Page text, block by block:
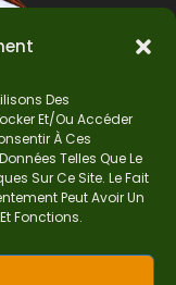
Des
Et/ou Accéder
À Ces
Telles Que Le
Sur Ce Site. Le Fait
Peut Avoir Un
Fonctions.certifiée